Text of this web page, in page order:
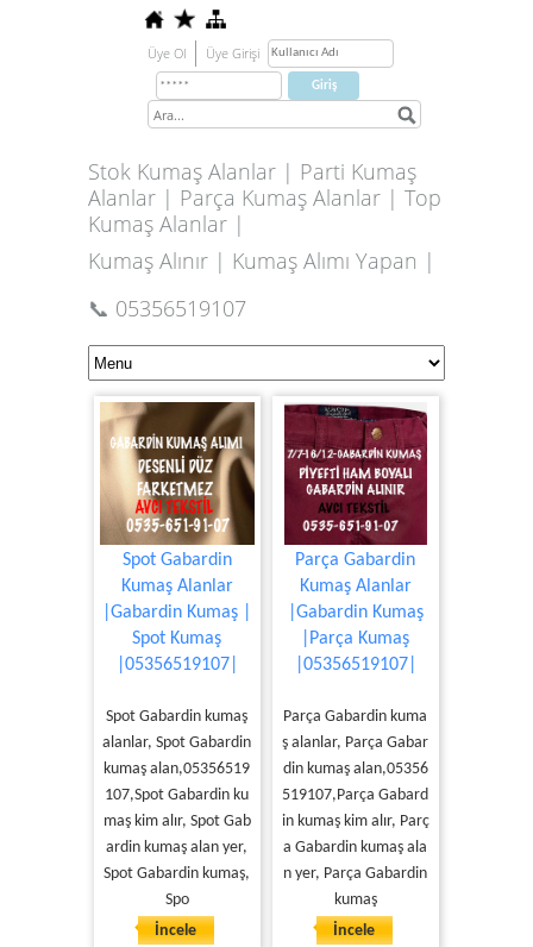
Üye Ol Üye Girişi
Stok Kumaş Alanlar | Parti Kumaş
Alanlar | Parça Kumaş Alanlar | Top
Kumaş Alanlar |
Kumaş Alınır | Kumaş Alımı Yapan |
📞 05356519107
Spot Gabardin
Kumaş Alanlar
|Gabardin Kumaş |
Spot Kumaş
|05356519107|
Spot Gabardin kumaş
alanlar, Spot Gabardin
kumaş alan,05356519
107,Spot Gabardin ku
maş kim alır, Spot Gab
ardin kumaş alan yer,
Spot Gabardin kumaş,
Spo
İncele
Parça Gabardin
Kumaş Alanlar
|Gabardin Kumaş
|Parça Kumaş
|05356519107|
Parça Gabardin kuma
ş alanlar, Parça Gabar
din kumaş alan,05356
519107,Parça Gabard
in kumaş kim alır, Parç
a Gabardin kumaş ala
n yer, Parça Gabardin
kumaş
İncele